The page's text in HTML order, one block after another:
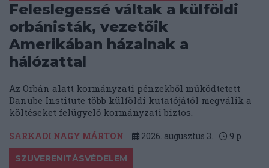
Feleslegessé váltak a külföldi
orbánisták, vezetőik
Amerikában házalnak a
hálózattal
Az Orbán alatt kormányzati pénzekből működtetett
Danube Institute több külföldi kutatójától megválik a
költéseket felügyelő kormányzati biztos.
SARKADI NAGY MÁRTON 2026. augusztus 3. 9 p
SZUVERENITÁSVÉDELEM